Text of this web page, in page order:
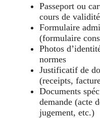
Passeport ou
cours de validité
Formulaire
(formulaire
Photos
normes
Justificatif de
(receipts,
Documents
demande (acte
jugement, etc.)